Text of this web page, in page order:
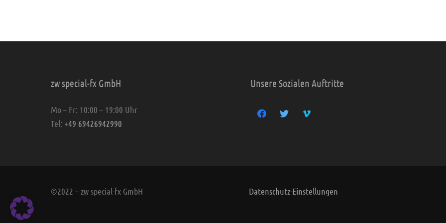
zw special-fx GmbH
Mo – Fr: 10:00 – 19:00 Uhr
Tel: +49 69426942990
Unsere Sozialen Auftritte
©2022 – zw special-fx GmbH Datenschutz-Einstellungen